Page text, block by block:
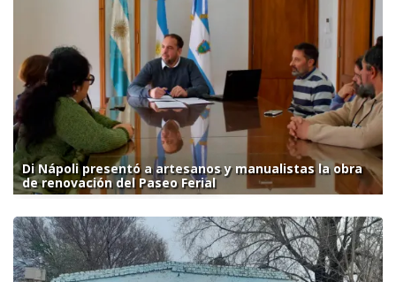
Di Nápoli presentó a artesanos y manualistas la obra
de renovación del Paseo Ferial